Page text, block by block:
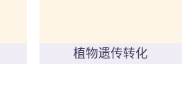
植物遗传转化